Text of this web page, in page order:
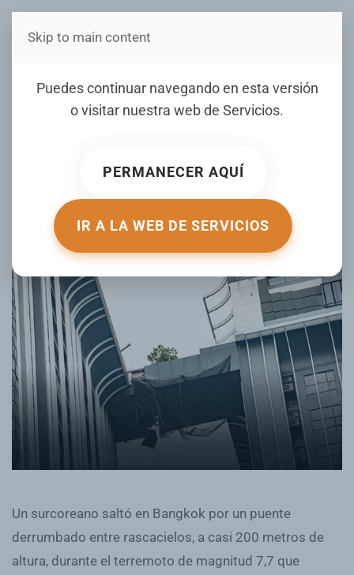
Estás en Telenord Medios
Puedes continuar navegando en esta versión
o visitar nuestra web de Servicios.
PERMANECER AQUÍ
IR A LA WEB DE SERVICIOS
Skip to main content
VIDEO: Salta entre dos
rascacielos para salvar a
en Tailandia
ESCRITO POR ACTUALIDAD.RT.COM EL 04 ABRIL 2025
PUBLICADO EN
DE TODO UN POCO.
Un surcoreano saltó en Bangkok por un puente
derrumbado entre rascacielos, a casi 200 metros de
altura, durante el terremoto de magnitud 7,7 que